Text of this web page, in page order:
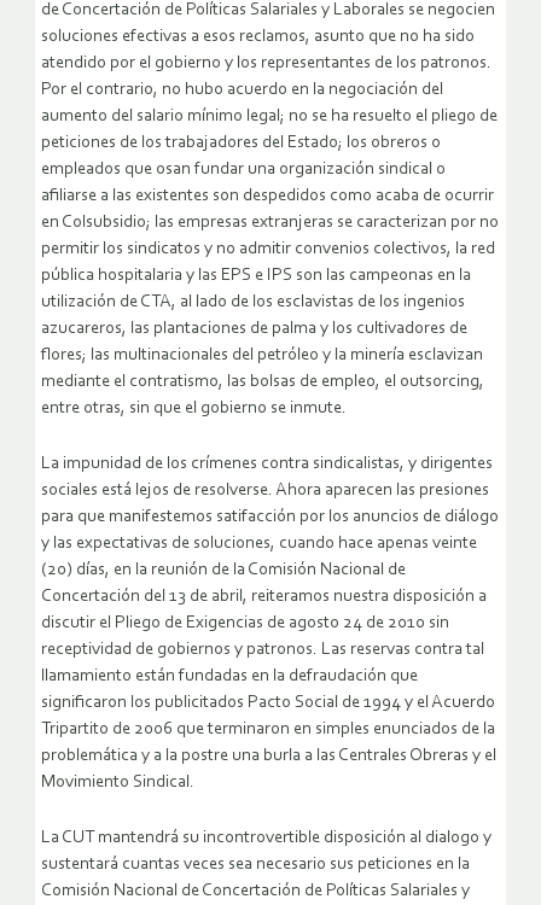
de Concertación de Políticas Salariales y Laborales se negocien
soluciones efectivas a esos reclamos, asunto que no ha sido
atendido por el gobierno y los representantes de los patronos.
Por el contrario, no hubo acuerdo en la negociación del
aumento del salario mínimo legal; no se ha resuelto el pliego de
peticiones de los trabajadores del Estado; los obreros o
empleados que osan fundar una organización sindical o
afiliarse a las existentes son despedidos como acaba de ocurrir
en Colsubsidio; las empresas extranjeras se caracterizan por no
permitir los sindicatos y no admitir convenios colectivos, la red
pública hospitalaria y las EPS e IPS son las campeonas en la
utilización de CTA, al lado de los esclavistas de los ingenios
azucareros, las plantaciones de palma y los cultivadores de
flores; las multinacionales del petróleo y la minería esclavizan
mediante el contratismo, las bolsas de empleo, el outsorcing,
entre otras, sin que el gobierno se inmute.
La impunidad de los crímenes contra sindicalistas, y dirigentes
sociales está lejos de resolverse. Ahora aparecen las presiones
para que manifestemos satifacción por los anuncios de diálogo
y las expectativas de soluciones, cuando hace apenas veinte
(20) días, en la reunión de la Comisión Nacional de
Concertación del 13 de abril, reiteramos nuestra disposición a
discutir el Pliego de Exigencias de agosto 24 de 2010 sin
receptividad de gobiernos y patronos. Las reservas contra tal
llamamiento están fundadas en la defraudación que
significaron los publicitados Pacto Social de 1994 y el Acuerdo
Tripartito de 2006 que terminaron en simples enunciados de la
problemática y a la postre una burla a las Centrales Obreras y el
Movimiento Sindical.
La CUT mantendrá su incontrovertible disposición al dialogo y
sustentará cuantas veces sea necesario sus peticiones en la
Comisión Nacional de Concertación de Políticas Salariales y